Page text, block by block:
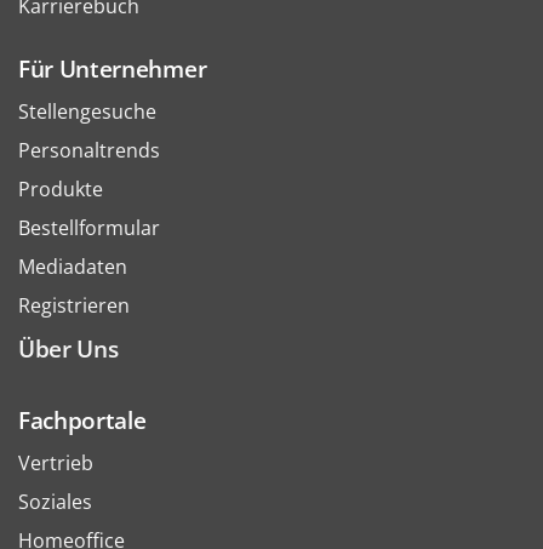
Karrierebuch
Für Unternehmer
Stellengesuche
Personaltrends
Produkte
Bestellformular
Mediadaten
Registrieren
Über Uns
Fachportale
Vertrieb
Soziales
Homeoffice